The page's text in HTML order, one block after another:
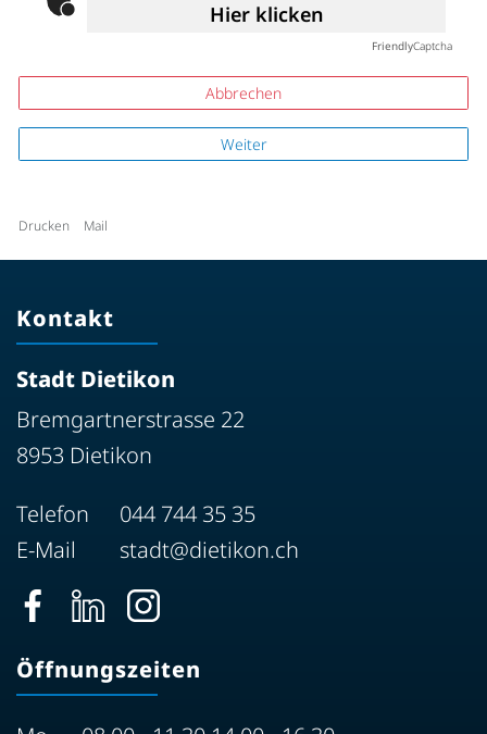
Hier klicken
FriendlyCaptcha
Abbrechen
Weiter
Drucken Mail
Kontakt
Stadt Dietikon
Bremgartnerstrasse 22
8953 Dietikon
Telefon
044 744 35 35
E-Mail
stadt@dietikon.ch
Öffnungszeiten